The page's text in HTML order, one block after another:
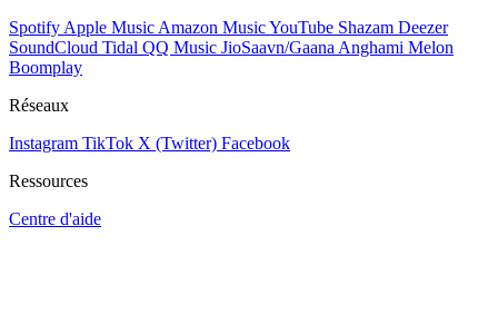
Spotify Apple Music Amazon MusicYouTube Shazam Deezer
SoundCloud Tidal QQ Music JioSaavn/Gaana Anghami Melon
Boomplay
Réseaux
Instagram TikTok X (Twitter) Facebook
Ressources
Centre d'aide